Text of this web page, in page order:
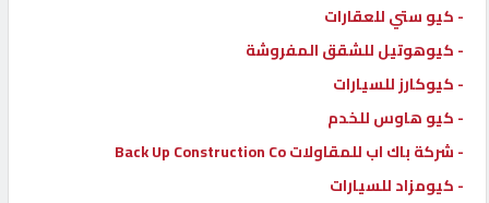
الدليل
القطري
POWERED
QHOST
- كيو ستي للعقارات
- كيوهوتيل للشقق المفروشة
- كيوكارز للسيارات
- كيو هاوس للخدم
- شركة باك اب للمقاولات Back Up Construction Co
- كيومزاد للسيارات